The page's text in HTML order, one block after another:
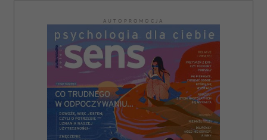
AUTOPROMOCJA